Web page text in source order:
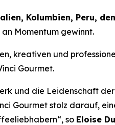
Kolumbien, Peru,
Momentum gewinnt.
kreativen und
Gourmet.
und die Leidenschaft der
Gourmet stolz darauf,
so Eloise